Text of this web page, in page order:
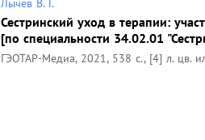
Лычев В. Г.
Сестринский уход в терапии:
[по специальности 34.02.01
ГЭОТАР-Медиа, 2021, 538 с., [4] л. цв.